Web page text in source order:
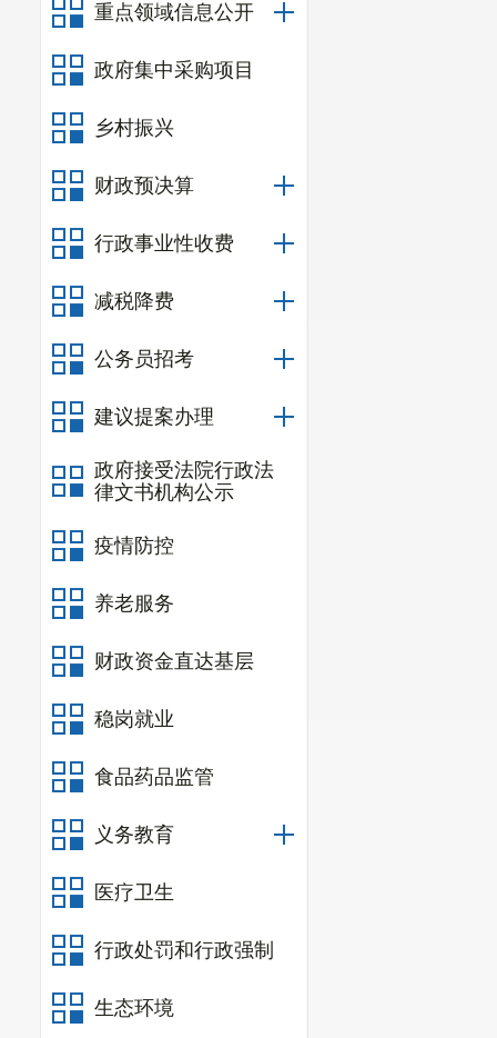
重点领域信息公开
政府集中采购项目
乡村振兴
财政预决算
行政事业性收费
减税降费
公务员招考
建议提案办理
政府接受法院行政法
律文书机构公示
疫情防控
养老服务
财政资金直达基层
稳岗就业
食品药品监管
义务教育
医疗卫生
行政处罚和行政强制
生态环境